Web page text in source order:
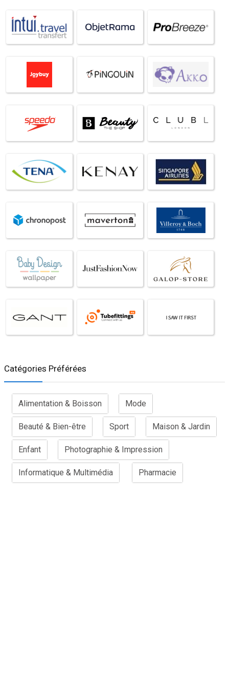
Catégories Préférées
Alimentation & Boisson Mode
Beauté & Bien-être Sport Maison & Jardin
Enfant Photographie & Impression
Informatique & Multimédia Pharmacie